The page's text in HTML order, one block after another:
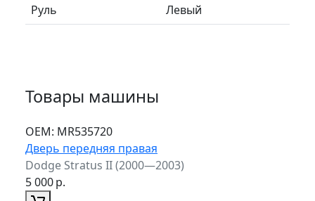
Руль
Левый
Товары машины
ОЕМ: MR535720
Дверь передняя правая
Dodge Stratus II (2000—2003)
5 000р.